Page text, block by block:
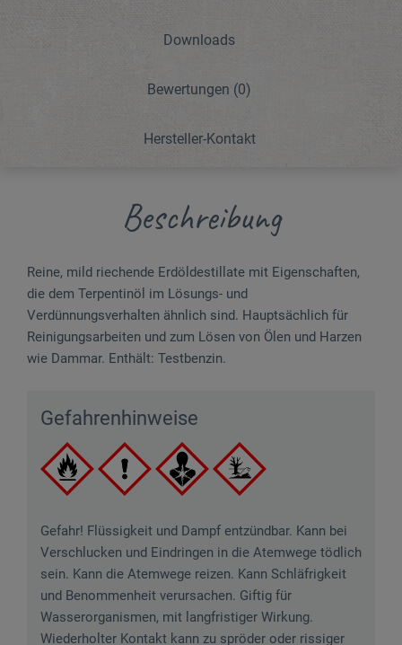
Downloads
Bewertungen (0)
Hersteller-Kontakt
Beschreibung
Reine, mild riechende Erdöldestillate mit Eigenschaften,
die dem Terpentinöl im Lösungs- und
Verdünnungsverhalten ähnlich sind. Hauptsächlich für
Reinigungsarbeiten und zum Lösen von Ölen und Harzen
wie Dammar. Enthält: Testbenzin.
Gefahrenhinweise
Gefahr! Flüssigkeit und Dampf entzündbar. Kann bei
Verschlucken und Eindringen in die Atemwege tödlich
sein. Kann die Atemwege reizen. Kann Schläfrigkeit
und Benommenheit verursachen. Giftig für
Wasserorganismen, mit langfristiger Wirkung.
Wiederholter Kontakt kann zu spröder oder rissiger